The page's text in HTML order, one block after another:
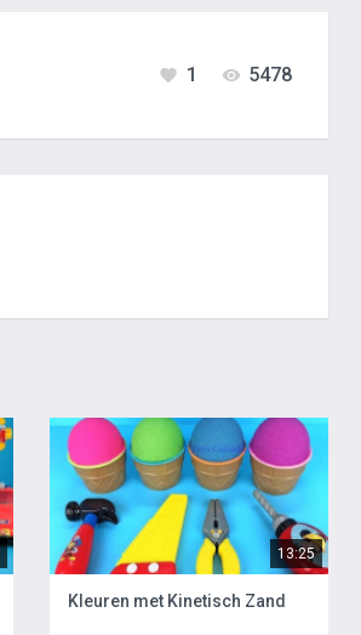
5478
1
13:25
Kleuren met Kinetisch Zand